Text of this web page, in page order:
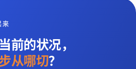
来
前的状况，
从哪切？